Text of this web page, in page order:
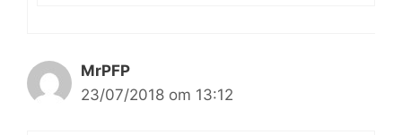
MrPFP
23/07/2018 om 13:12